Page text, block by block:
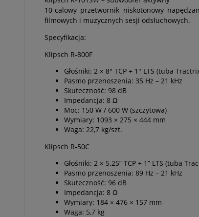
10-calowy przetwornik niskotonowy
filmowych i muzycznych sesji odsłuchowych.
Specyfikacja:
Klipsch R‑800F
Głośniki: 2 × 8" TCP + 1" LTS (tuba
Pasmo przenoszenia: 35 Hz – 21 kHz
Skuteczność: 98 dB
Impedancja: 8 Ω
Moc: 150 W / 600 W (szczytowa)
Wymiary: 1093 × 275 × 444 mm
Waga: 22,7 kg/szt.
Klipsch R‑50C
Głośniki: 2 × 5.25” TCP + 1” LTS (tuba
Pasmo przenoszenia: 89 Hz – 21 kHz
Skuteczność: 96 dB
Impedancja: 8 Ω
Wymiary: 184 × 476 × 157 mm
Waga: 5,7 kg